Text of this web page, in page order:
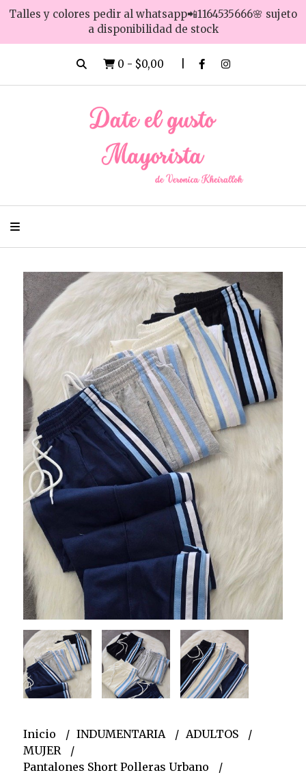
Talles y colores pedir al whatsapp📲1164535666🌸 sujeto
a disponibilidad de stock
0 - $0,00
Inicio INDUMENTARIA
ADULTOS
MUJER
Pantalones Short Polleras Urbano